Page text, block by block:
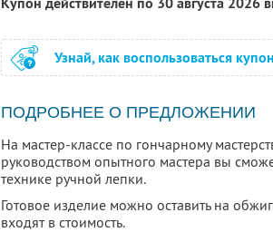
Узнай, как воспользоваться
ПОДРОБНЕЕ О ПРЕДЛОЖЕНИИ
На мастер-классе по гончарному
руководством опытного мастера вы
технике ручной лепки.
Готовое изделие можно оставить на
входят в стоимость.